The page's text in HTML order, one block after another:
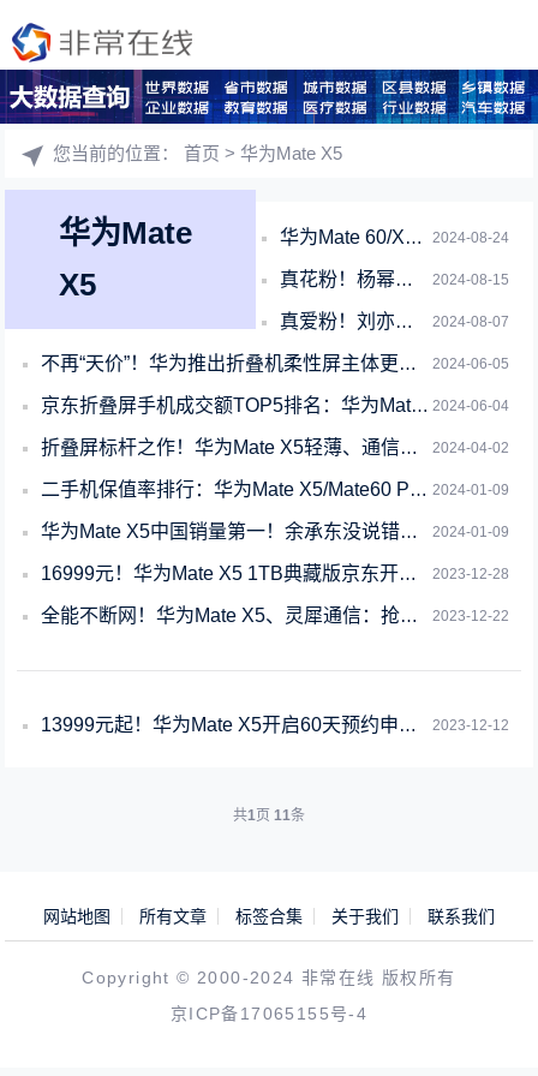
您当前的位置：首页 > 华为Mate X5
华为Mate
X5
2024-08-24
华为Mate 60/X5、Pocket 2新增重磅功能：支持AI消除了 拍照神器
2024-08-15
真花粉！杨幂下单享界S9等提车 还是华为Mate X5用户
2024-08-07
真爱粉！刘亦菲参加《玫瑰的故事》庆功宴：新手机换上华为Mate X5
2024-06-05
不再“天价”！华为推出折叠机柔性屏主体更换活动：Mate X5仅换屏1999元
2024-06-04
京东折叠屏手机成交额TOP5排名：华为Mate X5第一
2024-04-02
折叠屏标杆之作！华为Mate X5轻薄、通信全方位领先：引领折叠屏旗舰之路
2024-01-09
二手机保值率排行：华为Mate X5/Mate60 Pro成保值王 遥遥领先iP
2024-01-09
华为Mate X5中国销量第一！余承东没说错：最强折叠屏还得看华为
2023-12-28
16999元！华为Mate X5 1TB典藏版京东开放购买：还有现货
2023-12-22
全能不断网！华为Mate X5、灵犀通信：抢票、连网都快人一步
2023-12-12
13999元起！华为Mate X5开启60天预约申购：不用每天蹲点抢了
共1页 11条
网站地图 所有文章 标签合集 关于我们 联系我们
Copyright © 2000-2024 非常在线 版权所有
京ICP备17065155号-4